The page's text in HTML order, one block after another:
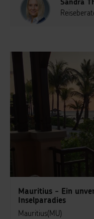
Sandra
Mauritius - Ein
Inselparadies
Mauritius(MU)